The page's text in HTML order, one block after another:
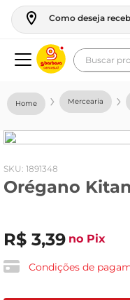
Como deseja
Buscar
Mercearia
: 1891348
Orégano
R$ 3,39 no Pix
Condições de
geladeira
fogao
café
frango
vinho